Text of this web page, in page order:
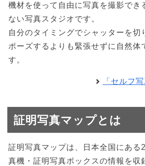
機材を使って自由に写真を撮影でき
ない写真スタジオです。
自分のタイミングでシャッターを切
ポーズするよりも緊張せずに自然体
す。
「セルフ
証明写真マップとは
証明写真マップは、日本全国にある
真機・証明写真ボックスの情報を収